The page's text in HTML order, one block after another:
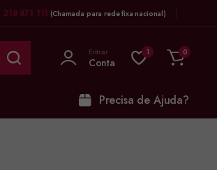
218 871 111 (Chamada para rede fixa nacional)
Entrar
Conta
1 0
Precisa de Ajuda?